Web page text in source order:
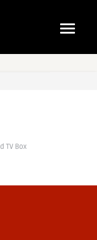
TV Box